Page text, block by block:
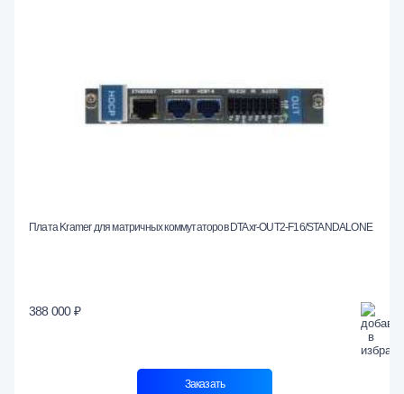
Плата Kramer для матричных коммутаторов DTAxr-OUT2-F16/STANDALONE
388 000 ₽
Заказать